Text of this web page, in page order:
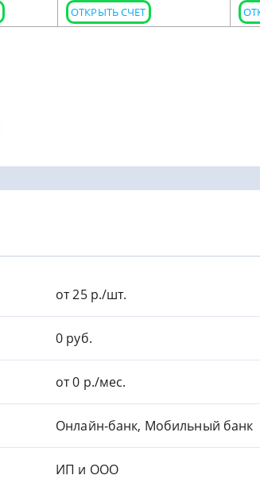
ОТКРЫТЬ СЧЕТ
от 25 р./шт.
0 руб.
от 0 р./мес.
Онлайн-банк, Мобильный банк
ИП и ООО